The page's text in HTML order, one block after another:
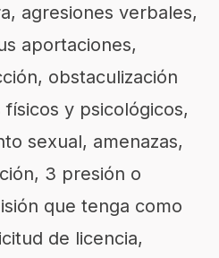
agresiones verbales,
aportaciones,
obstaculización
y psicológicos,
sexual, amenazas,
3 presión o
que tenga como
de licencia,